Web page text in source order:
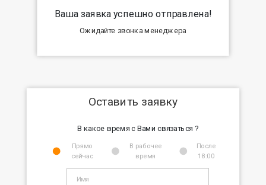
Ваша заявка успешно отправлена!
Ожидайте звонка менеджера
Оставить заявку
В какое время с Вами связаться ?
Прямо
сейчас
В рабочее
время
После
18:00